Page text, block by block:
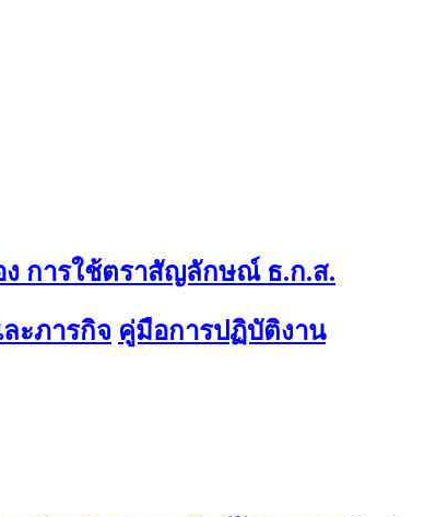
ง การใช้ตราสัญลักษณ์ ธ.ก.ส.
ะภารกิจ คู่มือการปฏิบัติงาน